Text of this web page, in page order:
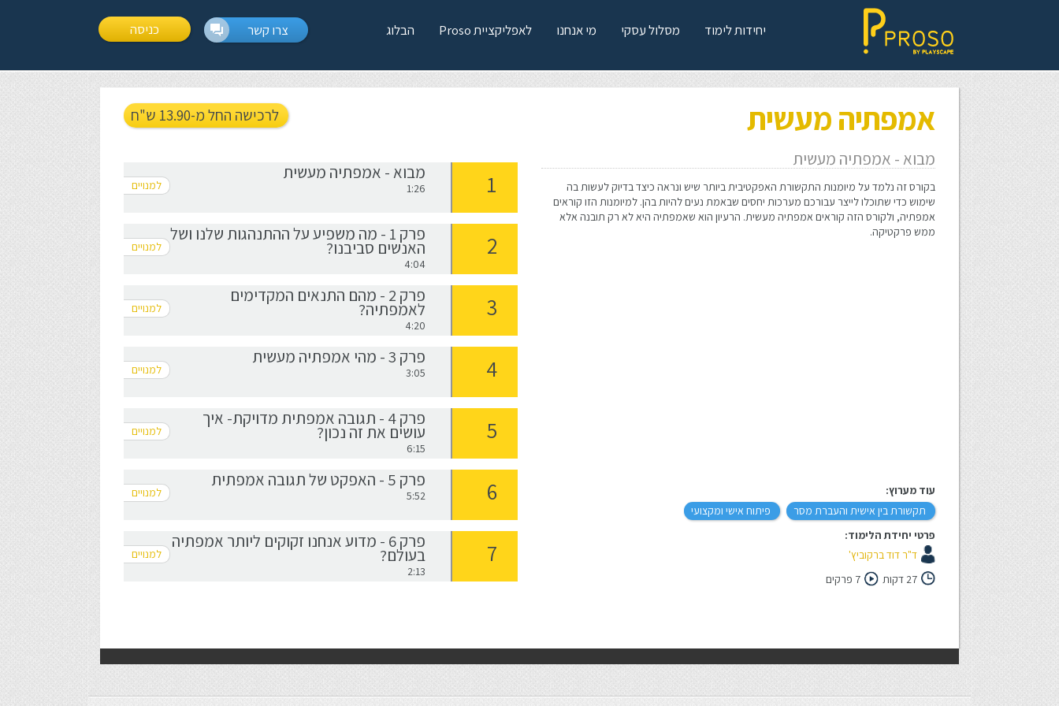
כניסה צרו קשר יחידות לימוד מסלול עסקי מי אנחנו לאפליקציית Proso הבלוג
לרכישה החל מ-13.90 ש"ח אמפתיה מעשית
מבוא - אמפתיה מעשית
בקורס זה נלמד על מיומנות התקשורת האפקטיבית ביותר שיש ונראה כיצד בדיוק לעשות בה
שימוש כדי שתוכלו לייצר עבורכם מערכות יחסים שבאמת נעים להיות בהן. למיומנות הזו קוראים
אמפתיה, ולקורס הזה קוראים אמפתיה מעשית. הרעיון הוא שאמפתיה היא לא רק תובנה אלא
ממש פרקטיקה.
עוד מערוץ:
תקשורת בין אישית והעברת מסר
פיתוח אישי ומקצועי
פרטי יחידת הלימוד:
ד"ר דוד ברקוביץ'
27 דקות
7 פרקים
מבוא - אמפתיה מעשית
1:26
פרק 1 - מה משפיע על ההתנהגות שלנו ושל
האנשים סביבנו?
4:04
פרק 2 - מהם התנאים המקדימים
לאמפתיה?
4:20
פרק 3 - מהי אמפתיה מעשית
3:05
פרק 4 - תגובה אמפתית מדויקת- איך
עושים את זה נכון?
6:15
פרק 5 - האפקט של תגובה אמפתית
5:52
פרק 6 - מדוע אנחנו זקוקים ליותר אמפתיה
בעולם?
2:13